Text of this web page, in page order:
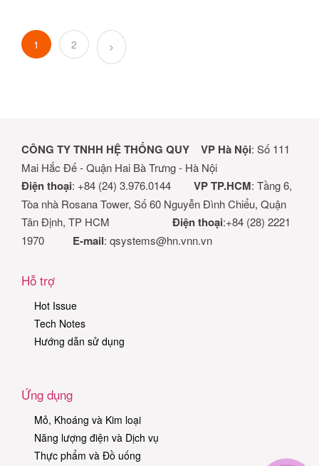
1 2
CÔNG TY TNHH HỆ THỐNG QUY VP Hà Nội: Số 111
Mai Hắc Đế - Quận Hai Bà Trưng - Hà Nội
Điện thoại: +84 (24) 3.976.0144 VP TP.HCM: Tầng 6,
Tòa nhà Rosana Tower, Số 60 Nguyễn Đình Chiểu, Quận
Tân Định, TP HCM Điện thoại:+84 (28) 2221
1970 E-mail: qsystems@hn.vnn.vn
Hỗ trợ
Hot Issue
Tech Notes
Hướng dẫn sử dụng
Ứng dụng
Mỏ, Khoáng và Kim loại
Năng lượng điện và Dịch vụ
Thực phẩm và Đồ uống